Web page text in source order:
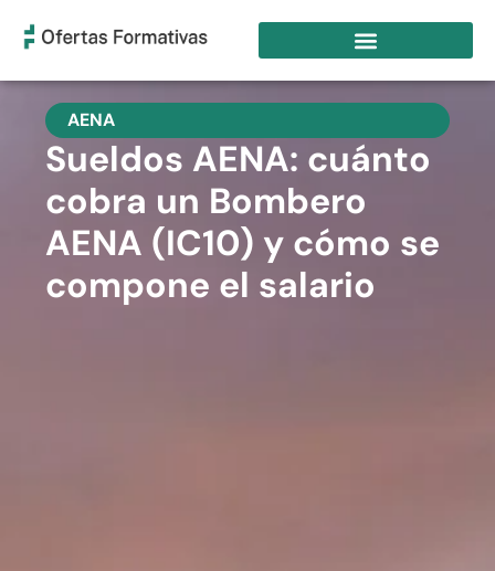
AENA
Sueldos AENA: cuánto
cobra un Bombero
AENA (IC10) y cómo se
compone el salario